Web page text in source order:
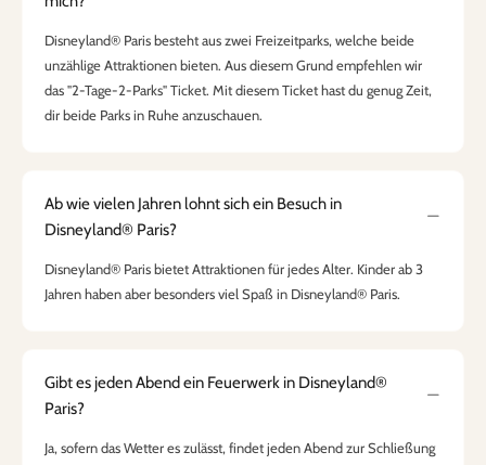
Disneyland® Paris besteht aus zwei Freizeitparks, welche beide
unzählige Attraktionen bieten. Aus diesem Grund empfehlen wir
das "2-Tage-2-Parks" Ticket. Mit diesem Ticket hast du genug Zeit,
dir beide Parks in Ruhe anzuschauen.
Ab wie vielen Jahren lohnt sich ein Besuch in
Disneyland® Paris?
Disneyland® Paris bietet Attraktionen für jedes Alter. Kinder ab 3
Jahren haben aber besonders viel Spaß in Disneyland® Paris.
Gibt es jeden Abend ein Feuerwerk in Disneyland®
Paris?
Ja, sofern das Wetter es zulässt, findet jeden Abend zur Schließung